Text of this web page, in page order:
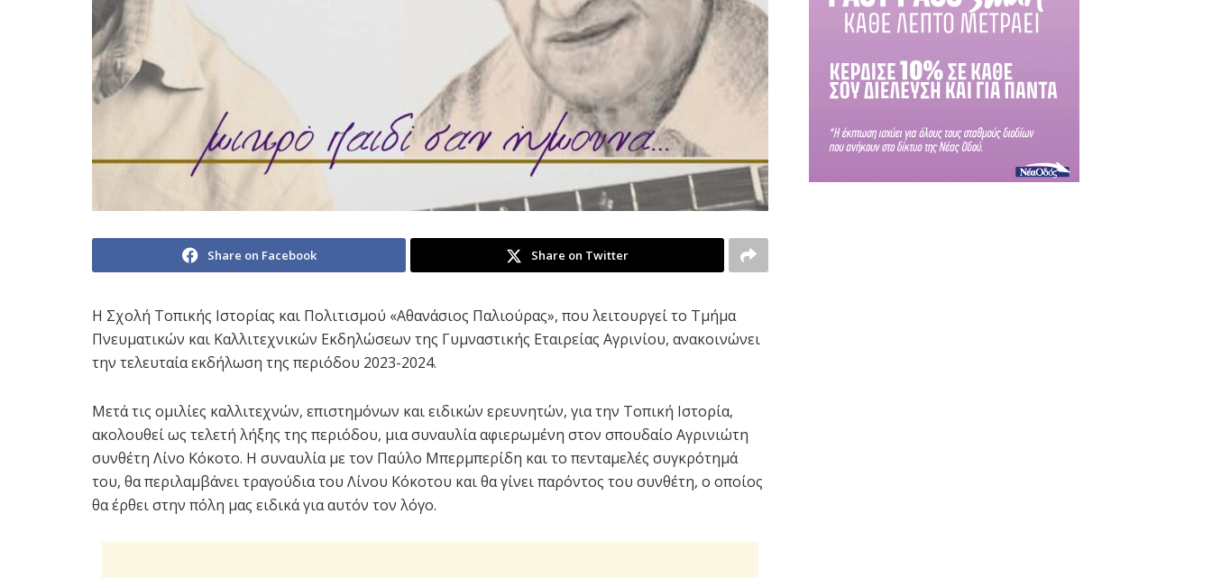
Share on Facebook Share on Twitter
Η Σχολή Τοπικής Ιστορίας και Πολιτισμού «Αθανάσιος Παλιούρας», που λειτουργεί το Τμήμα
Πνευματικών και Καλλιτεχνικών Εκδηλώσεων της Γυμναστικής Εταιρείας Αγρινίου, ανακοινώνει
την τελευταία εκδήλωση της περιόδου 2023-2024.
Μετά τις ομιλίες καλλιτεχνών, επιστημόνων και ειδικών ερευνητών, για την Τοπική Ιστορία,
ακολουθεί ως τελετή λήξης της περιόδου, μια συναυλία αφιερωμένη στον σπουδαίο Αγρινιώτη
συνθέτη Λίνο Κόκοτο. Η συναυλία με τον Παύλο Μπερμπερίδη και το πενταμελές συγκρότημά
του, θα περιλαμβάνει τραγούδια του Λίνου Κόκοτου και θα γίνει παρόντος του συνθέτη, ο οποίος
θα έρθει στην πόλη μας ειδικά για αυτόν τον λόγο.